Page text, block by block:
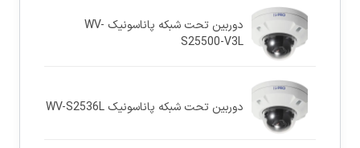
دوربین تحت شبکه پاناسونيک WV-
S25500-V3L
دوربین تحت شبکه پاناسونيک WV-S2536L